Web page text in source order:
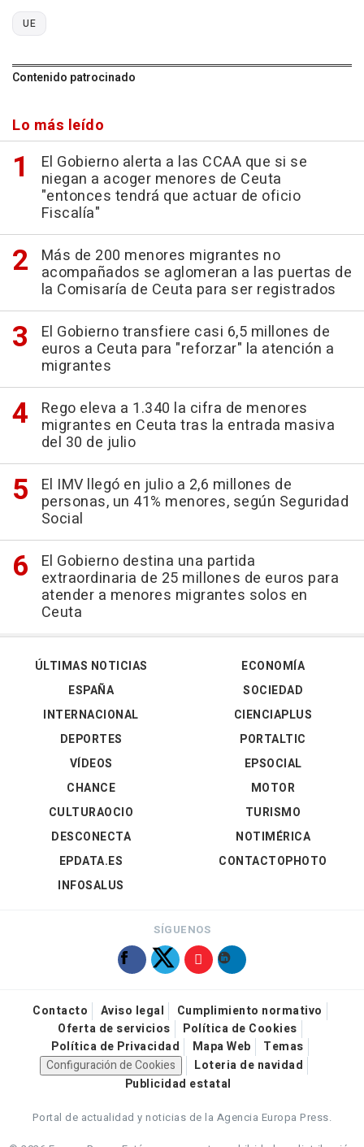
UE
Contenido patrocinado
Lo más leído
El Gobierno alerta a las CCAA que si se
niegan a acoger menores de Ceuta
"entonces tendrá que actuar de oficio
Fiscalía"
Más de 200 menores migrantes no
acompañados se aglomeran a las puertas de
la Comisaría de Ceuta para ser registrados
El Gobierno transfiere casi 6,5 millones de
euros a Ceuta para "reforzar" la atención a
migrantes
Rego eleva a 1.340 la cifra de menores
migrantes en Ceuta tras la entrada masiva
del 30 de julio
El IMV llegó en julio a 2,6 millones de
personas, un 41% menores, según Seguridad
Social
El Gobierno destina una partida
extraordinaria de 25 millones de euros para
atender a menores migrantes solos en
Ceuta
ÚLTIMAS NOTICIAS
ESPAÑA
INTERNACIONAL
DEPORTES
VÍDEOS
ECONOMÍA
SOCIEDAD
CIENCIAPLUS
PORTALTIC
EPSOCIAL
CHANCE
CULTURAOCIO
DESCONECTA
EPDATA.ES
INFOSALUS
MOTOR
TURISMO
NOTIMÉRICA
CONTACTOPHOTO
SÍGUENOS
Contacto Aviso legal
Cumplimiento normativo
Oferta de servicios
Política de Cookies
Política de Privacidad
Mapa Web
Temas
Configuración de Cookies
Loteria de navidad
Publicidad estatal
Portal de actualidad y noticias de la Agencia Europa Press.